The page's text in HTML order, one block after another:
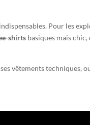
Pour les
shirts basiques mais chic,
vêtements techniques,